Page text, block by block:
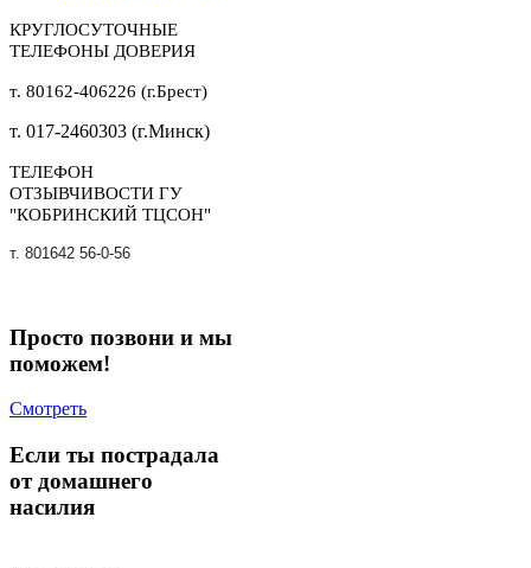
КРУГЛОСУТОЧНЫЕ
ТЕЛЕФОНЫ ДОВЕРИЯ
т. 80162-406226 (г.Брест)
т. 017-2460303 (г.Минск)
ТЕЛЕФОН
ОТЗЫВЧИВОСТИ ГУ
"КОБРИНСКИЙ ТЦСОН"
т. 801642 56-0-56
Просто позвони и мы
поможем!
Смотреть
Если ты пострадала
от домашнего
насилия